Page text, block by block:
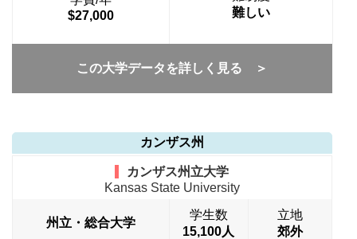
$27,000
難しい
この大学データを詳しく見る ＞
カンザス州
カンザス州立大学
Kansas State University
州立・総合大学
学生数
15,100人
立地
郊外